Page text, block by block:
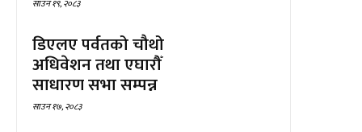
साउन १९, २०८३
डिएलए पर्वतको चौथो
अधिवेशन तथा एघारौँ
साधारण सभा सम्पन्न
साउन १७, २०८३